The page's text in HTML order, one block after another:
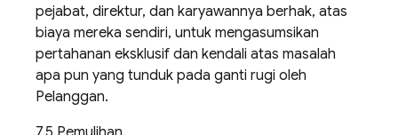
pejabat, direktur, dan karyawannya berhak, atas
biaya mereka sendiri, untuk mengasumsikan
pertahanan eksklusif dan kendali atas masalah
apa pun yang tunduk pada ganti rugi oleh
Pelanggan.